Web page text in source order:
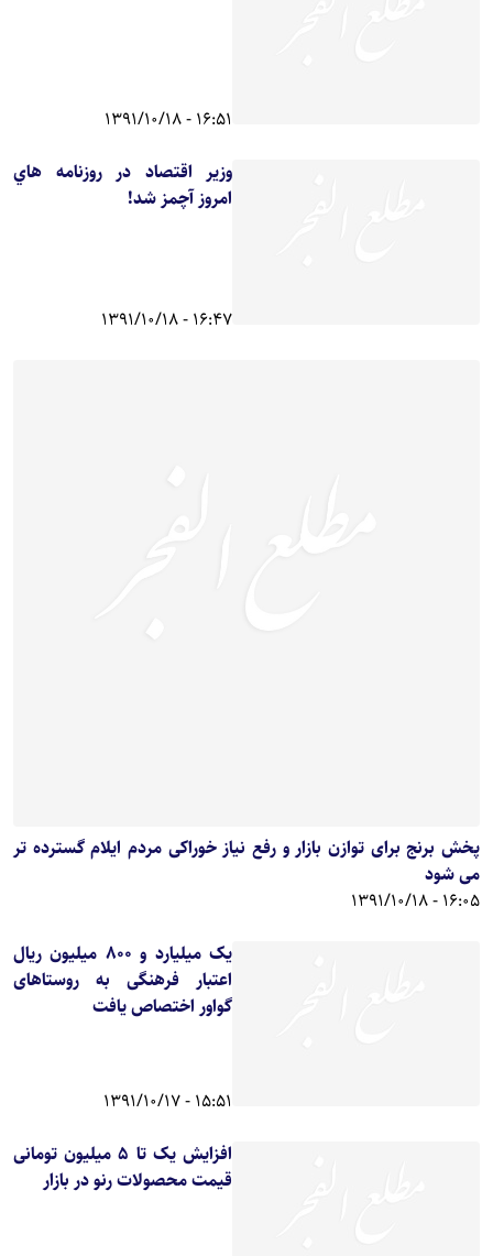
16:51 - 1391/10/18
وزير اقتصاد در روزنامه هاي
امروز آچمز شد!
16:47 - 1391/10/18
پخش برنج برای توازن بازار و رفع نیاز ‏خوراکی مردم ایلام گسترده تر
می شود
16:05 - 1391/10/18
یک میلیارد و 800 میلیون ریال
اعتبار فرهنگی به روستاهای
گواور اختصاص یافت
15:51 - 1391/10/17
افزایش یک تا 5 میلیون تومانی
قیمت محصولات رنو در بازار